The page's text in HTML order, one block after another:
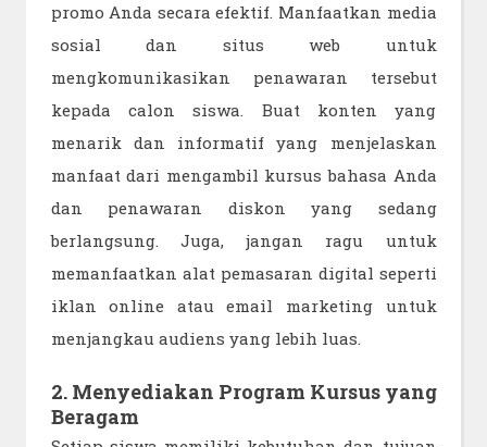
promo Anda secara efektif. Manfaatkan media
sosial dan situs web untuk
mengkomunikasikan penawaran tersebut
kepada calon siswa. Buat konten yang
menarik dan informatif yang menjelaskan
manfaat dari mengambil kursus bahasa Anda
dan penawaran diskon yang sedang
berlangsung. Juga, jangan ragu untuk
memanfaatkan alat pemasaran digital seperti
iklan online atau email marketing untuk
menjangkau audiens yang lebih luas.
2. Menyediakan Program Kursus yang
Beragam